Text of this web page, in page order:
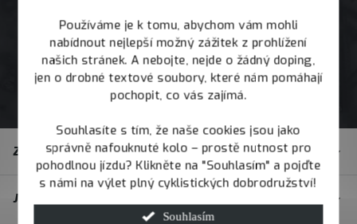
Používáme je k tomu, abychom vám mohli
nabídnout nejlepší možný zážitek z prohlížení
našich stránek. A nebojte, nejde o žádný doping,
jen o drobné textové soubory, které nám pomáhají
pochopit, co vás zajímá.
Souhlasíte s tím, že naše cookies jsou jako
správně nafouknuté kolo – prostě nutnost pro
pohodlnou jízdu? Klikněte na "Souhlasím" a pojďte
s námi na výlet plný cyklistických dobrodružství!
Souhlasím
Zákaznický servis
JOY.BIKE